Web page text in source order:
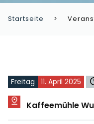
Startseite
Freitag 11. April 2025
Kaffeemühle